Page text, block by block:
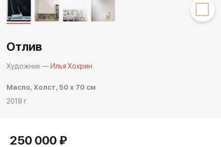
Другие проекты
Отлив
Художник — Илья Хохрин
Масло, Холст, 50 x 70 см
2018 г.
250 000 ₽